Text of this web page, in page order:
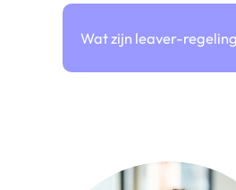
Wat zijn leaver-